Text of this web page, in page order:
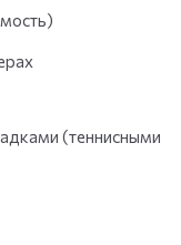
(теннисными